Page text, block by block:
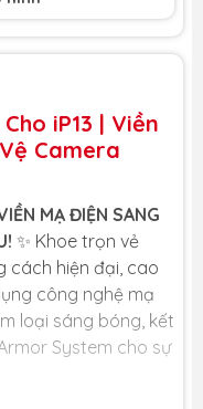
iP13 | Viền
Camera
MẠ ĐIỆN SANG
✨ Khoe trọn vẻ
cách hiện đại, cao
công nghệ mạ
loại sáng bóng, kết
System cho sự